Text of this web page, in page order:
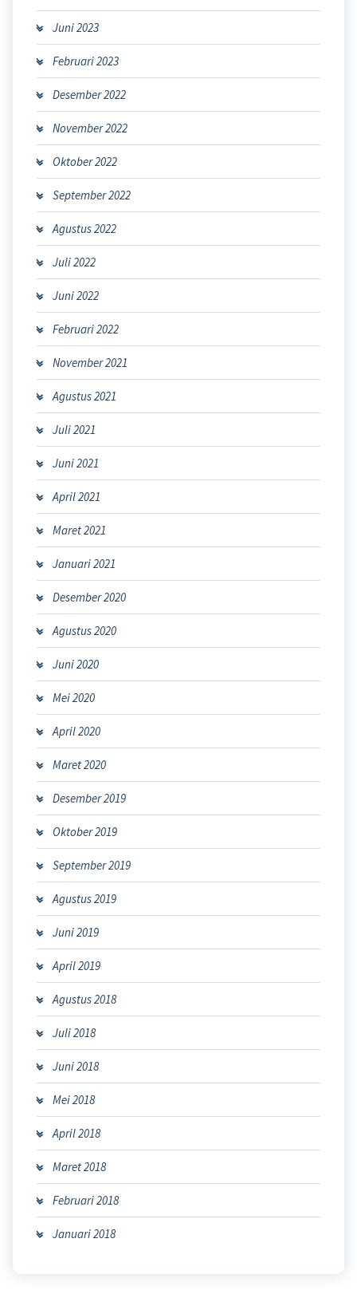
Juni 2023
Februari 2023
Desember 2022
November 2022
Oktober 2022
September 2022
Agustus 2022
Juli 2022
Juni 2022
Februari 2022
November 2021
Agustus 2021
Juli 2021
Juni 2021
April 2021
Maret 2021
Januari 2021
Desember 2020
Agustus 2020
Juni 2020
Mei 2020
April 2020
Maret 2020
Desember 2019
Oktober 2019
September 2019
Agustus 2019
Juni 2019
April 2019
Agustus 2018
Juli 2018
Juni 2018
Mei 2018
April 2018
Maret 2018
Februari 2018
Januari 2018